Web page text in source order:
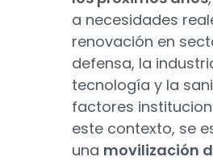
a necesidades
renovación en
defensa, la
tecnología y la
factores
este contexto, se
una movilización